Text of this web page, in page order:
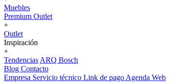
Muebles
Premium Outlet
+
Outlet
Inspiración
+
Tendencias ARQ Bosch
Blog Contacto
Empresa Servicio técnico Link de pago Agenda Web